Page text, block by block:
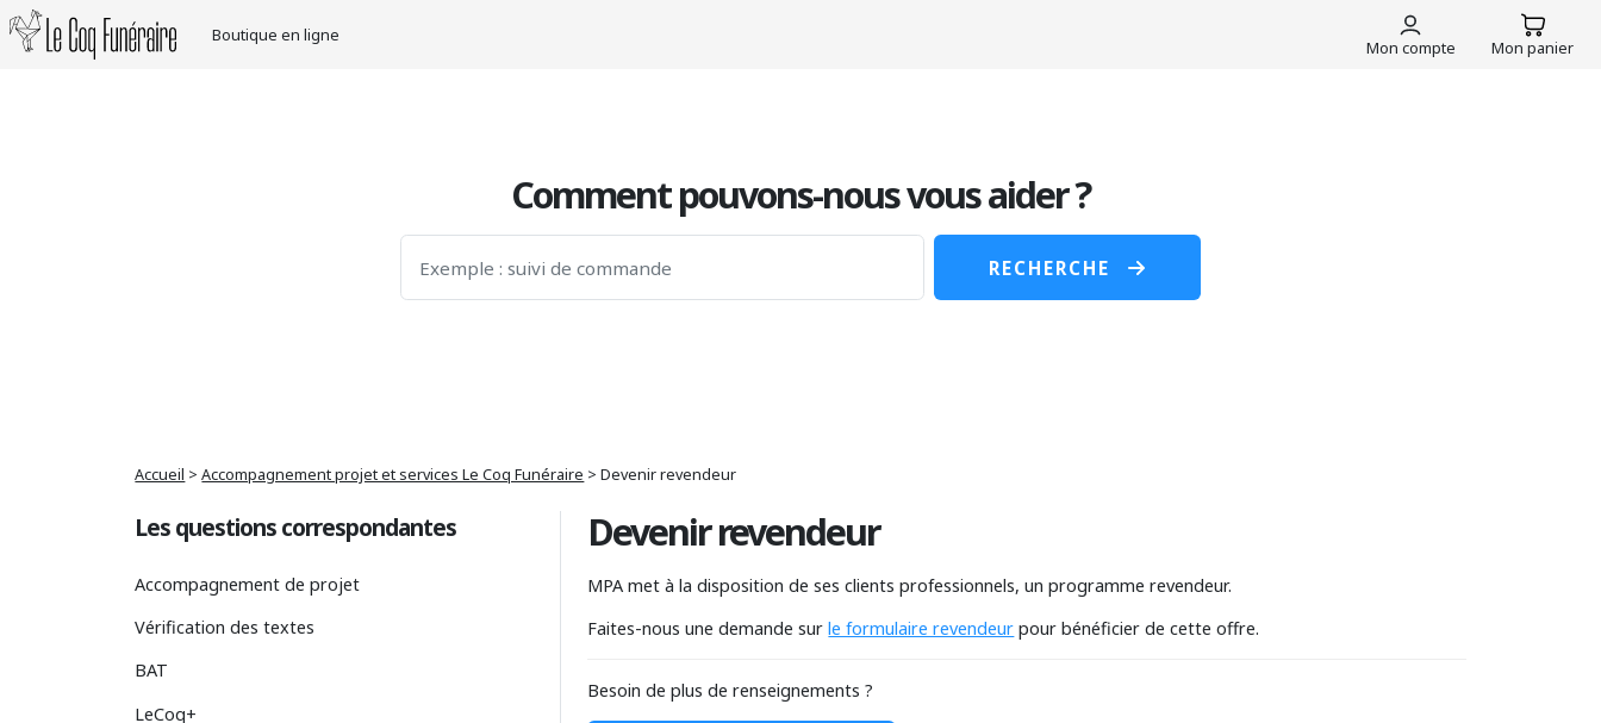
Boutique en ligne
Mon compte Mon panier
Comment pouvons-nous vous aider ?
RECHERCHE
Accueil >Accompagnement projet et services Le Coq Funéraire >Devenir revendeur
Les questions correspondantes
Accompagnement de projet
Vérification des textes
BAT
LeCoq+
Devenir revendeur
MPA met à la disposition de ses clients professionnels, un programme revendeur.
Faites-nous une demande surle formulaire revendeur pour bénéficier de cette offre.
Besoin de plus de renseignements ?